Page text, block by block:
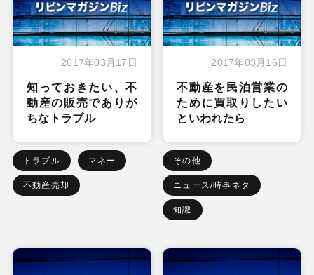
2017年03月17日
知っておきたい、不
動産の販売でありが
ちなトラブル
トラブル マネー
不動産売却
2017年03月16日
不動産を民泊営業の
ために買取りしたい
といわれたら
その他
ニュース/時事ネタ
知識